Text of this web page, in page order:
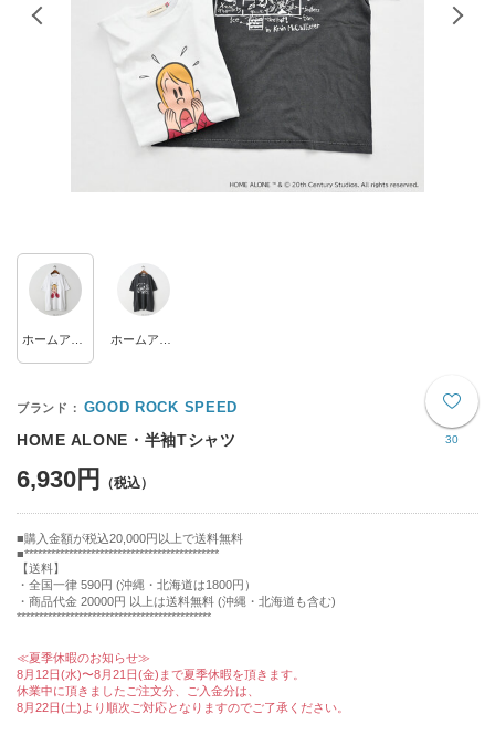
30
GOOD ROCK SPEED
HOME ALONE・半袖Tシャツ
6,930円
購入金額が税込20,000円以上で送料無料
********************************************
【送料】
・全国一律 590円 (沖縄・北海道は1800円）
・商品代金 20000円 以上は送料無料 (沖縄・北海道も含む)
********************************************
≪夏季休暇のお知らせ≫
8月12日(水)〜8月21日(金)まで夏季休暇を頂きます。
休業中に頂きましたご注文分、ご入金分は、
8月22日(土)より順次ご対応となりますのでご了承ください。